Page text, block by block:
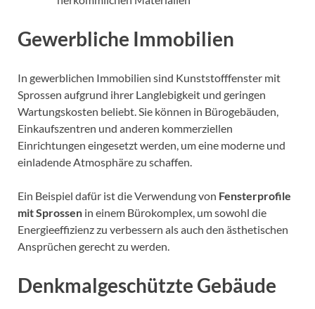
Gewerbliche Immobilien
In gewerblichen Immobilien sind Kunststofffenster mit
Sprossen aufgrund ihrer Langlebigkeit und geringen
Wartungskosten beliebt. Sie können in Bürogebäuden,
Einkaufszentren und anderen kommerziellen
Einrichtungen eingesetzt werden, um eine moderne und
einladende Atmosphäre zu schaffen.
Ein Beispiel dafür ist die Verwendung von Fensterprofile
mit Sprossen in einem Bürokomplex, um sowohl die
Energieeffizienz zu verbessern als auch den ästhetischen
Ansprüchen gerecht zu werden.
Denkmalgeschützte Gebäude